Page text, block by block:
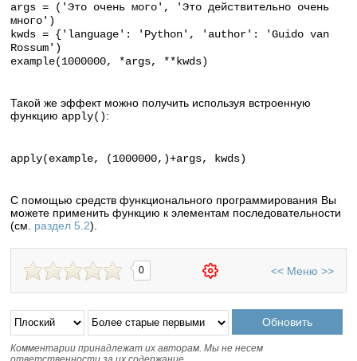
args = ('Это очень мого', 'Это действительно очень
много')
kwds = {'language': 'Python', 'author': 'Guido van
Rossum')
example(1000000, *args, **kwds)
Такой же эффект можно получить используя встроенную
функцию apply():
apply(example, (1000000,)+args, kwds)
С помощью средств функционального программирования Вы
можете применить функцию к элементам последовательности
(см. раздел 5.2).
0 << Меню >>
Комментарии принадлежат их авторам. Мы не несем